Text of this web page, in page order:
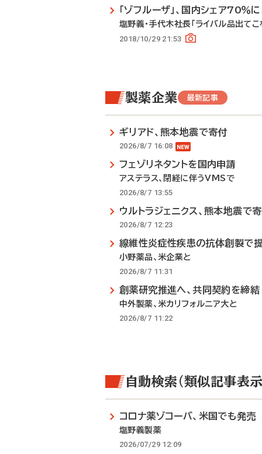
「ゾフルーザ」、国内シェア70％
塩野義・手代木社長「ライバル品出てこ
2018/10/29 21:53
製薬企業 最新記事
ギリアド、熊本地震で寄付
2026/8/7 16:08
フェゾリネタントを国内申請
アステラス、閉経に伴うVMSで
2026/8/7 13:55
ウルトラジェニクス、熊本地震で
2026/8/7 12:23
線維性炎症性疾患の抗体創製で
小野薬品、米企業と
2026/8/7 11:31
創薬研究推進へ、共同契約を締結
中外製薬、米カリフォルニア大と
2026/8/7 11:22
自動検索（類似記事表示
コロナ薬ゾコーバ、米国でも発売
塩野義製薬
2026/07/29 12:09